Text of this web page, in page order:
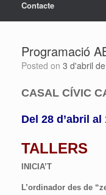
Contacte
Programació
Posted on 3 d'abril
CASAL CÍVIC
Del 28 d’abril al
TALLERS
INICIA’T
L’ordinador des de